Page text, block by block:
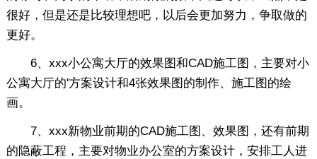
很好，但是还是比较理想吧，以后会更加努力，争取做的
更好。
6、xxx小公寓大厅的效果图和CAD施工图，主要对小
公寓大厅的'方案设计和4张效果图的制作、施工图的绘
画。
7、xxx新物业前期的CAD施工图、效果图，还有前期
的隐蔽工程，主要对物业办公室的方案设计，安排工人进